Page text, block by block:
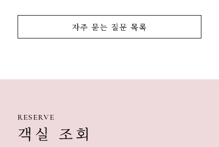
자주 묻는 질문 목록
RESERVE
객실 조회